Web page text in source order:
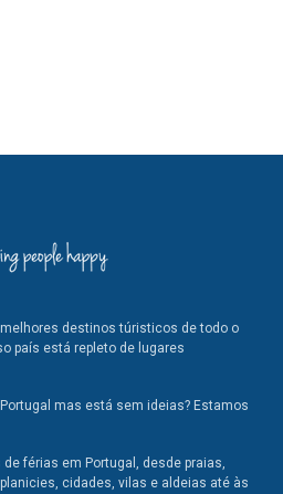
destinos túristicos de todo o
país está repleto de lugares
mas está sem ideias? Estamos
férias em Portugal, desde praias,
cidades, vilas e aldeias até às